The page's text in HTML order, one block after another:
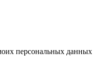
персональных данных